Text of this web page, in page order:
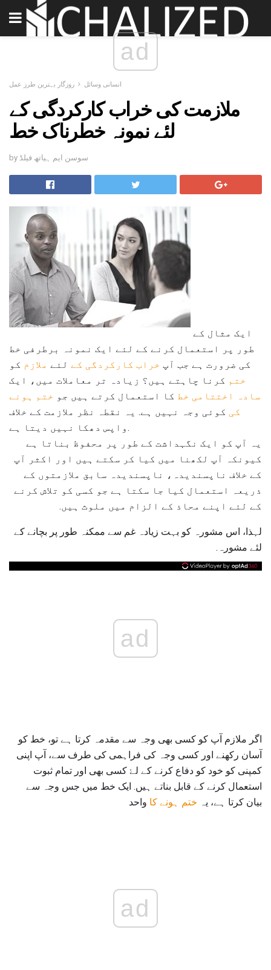
ad
انسانی وسائل روزگار بہترین طرز عمل
ملازمت کی خراب کارکردگی کے
لئے نمونہ خطرناک خط
by سوسن ایم ہیاتھ فیلڈ
طور پر استعمال کرنے کے لئے ایک نمونہ برطرفی خط
کی ضرورت ہے جب آپ خراب کارکردگی کے لئے ملازم کو
ختم کرنا چاہتے ہیں؟ زیادہ تر معاملات میں، ایک
سادہ اختتامی خط کا استعمال کرتے ہیں جو ختم ہونے
کی کوئی وجہ نہیں ہے. یہ نقطہ نظر ملازمت کے خلاف
واپس دھکا نہیں دیتا ہے.
یہ آپ کو ایک نگہداشت کے طور پر محفوظ بناتا ہے
کیونکہ آپ لکھنا میں کیا کر سکتے ہیں اور اکثر آپ
کے خلاف ناپسندیدہ، ناپسندیدہ سابق ملازمتوں کے
ذریعہ استعمال کیا جا سکتا ہے جو کسی کو تلاش کرنے
کے لئے اپنے محاذ کے الزام میں ملوث ہیں.
لہذا، اس مشورہ کو بہت زیادہ غم سے ممکنہ طور پر بچانے کے
لئے مشورہ.
ad
اگر ملازم آپ کو کسی بھی وجہ سے مقدمہ کرتا ہے تو، خط کو
آسان رکھنے اور کسی وجہ کی فراہمی کی طرف سے، آپ اپنی
کمپنی کو خود کو دفاع کرنے کے لۓ کسی بھی اور تمام ثبوت
استعمال کرنے کے قابل بناتے ہیں. ایک خط میں جس وجہ سے
بیان کرتا ہے، یہ ختم ہونے کا واحد
ad